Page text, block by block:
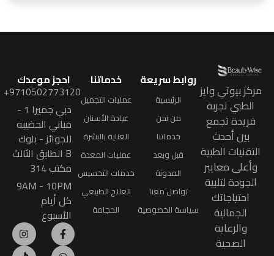
مركز بيوتي وايز
الطبي تجربة
فريدة تجمع
بين أحدث
التقنيات الطبية
وأعلى معايير
الجودة لتلبية
احتياجاتك
الجمالية
والرعاية
الصحية
روابط سريعة
الرئيسية
من نحن
خدماتنا
قبل وبعد
المدونة
تواصل معنا
سياسة الخصوصية
خدماتنا
عمليات التجميل
عيادة الأسنان
العناية بالبشرة
عمليات المعدة
خدمات التخسيس
العلاج الطبيعي
الحجامة
احجز موعدك
9710502773120+
دبي جميرا 1 -
مباني الحضيبه
للجوائز - بلوك
B الطابق الثالث
مكتب 314
9AM - 10PM
كل أيام
الأسبوع